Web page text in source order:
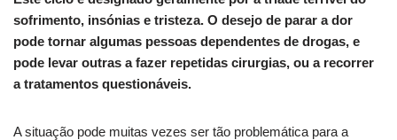
sofrimento, insónias e tristeza. O desejo de parar a dor
pode tornar algumas pessoas dependentes de drogas, e
pode levar outras a fazer repetidas cirurgias, ou a recorrer
a tratamentos questionáveis.
A situação pode muitas vezes ser tão problemática para a